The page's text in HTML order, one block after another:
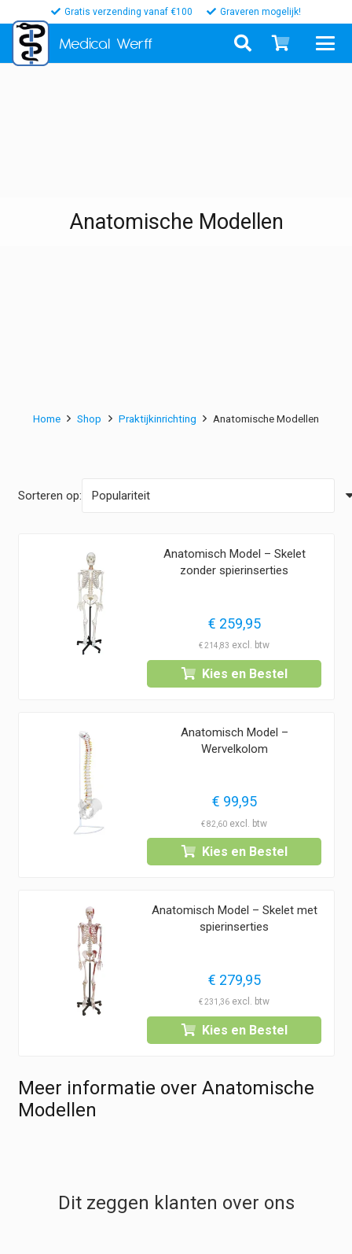
Gratis verzending vanaf €100 Graveren mogelijk!
Medical Werff
Anatomische Modellen
Home Shop Praktijkinrichting Anatomische Modellen
Sorteren op:
Anatomisch Model – Skelet
zonder spierinserties
€ 259,95
€214,83
Kies en Bestel
Anatomisch Model –
Wervelkolom
€ 99,95
€82,60
Kies en Bestel
Anatomisch Model – Skelet met
spierinserties
€ 279,95
€231,36
Kies en Bestel
Meer informatie over Anatomische
Modellen
Dit zeggen klanten over ons